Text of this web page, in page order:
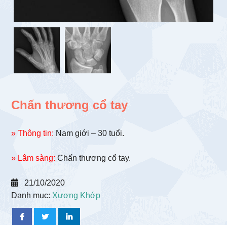
Chấn thương cổ tay
» Thông tin: Nam giới – 30 tuổi.
» Lâm sàng: Chấn thương cổ tay.
21/10/2020
Danh mục: Xương Khớp